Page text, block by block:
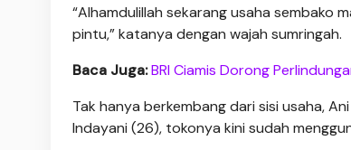
“Alhamdulillah sekarang usaha sembako
pintu,” katanya dengan wajah sumringah.
Baca Juga:BRI Ciamis Dorong
Tak hanya berkembang dari sisi usaha,
Indayani (26), tokonya kini sudah